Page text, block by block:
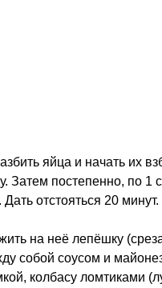
яйца и начать их
Затем постепенно, по 1
отстояться 20 минут.
на неё лепёшку
собой соусом и
колбасу ломтиками